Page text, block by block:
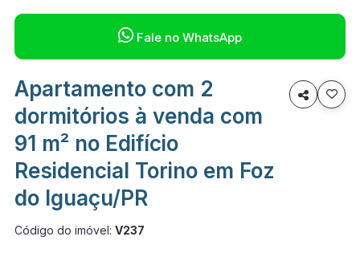
 Fale no WhatsApp
Apartamento com 2
dormitórios à venda com
91 m² no Edifício
Residencial Torino em Foz
do Iguaçu/PR

Código do imóvel: V237